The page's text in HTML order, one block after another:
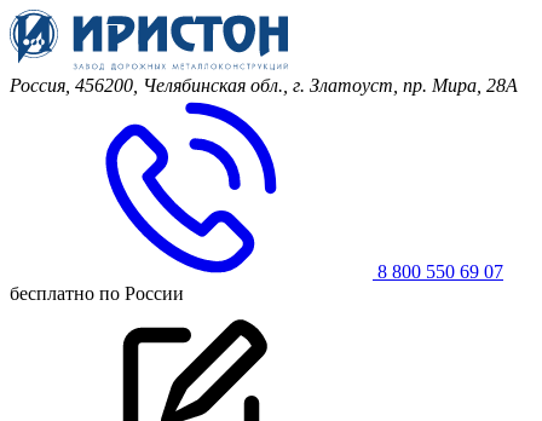
Россия, 456200, Челябинская обл., г. Златоуст, пр. Мира, 28А
8 800 550 69 07
бесплатно по России